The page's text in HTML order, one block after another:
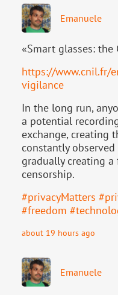
Emanuele
«Smart glasses:
https://www.cnil.fr/
vigilance
In the long run,
a potential
exchange, creating
constantly
gradually creating
censorship.
#privacyMatters #
#freedom #
about 19 hours ago
Emanuele